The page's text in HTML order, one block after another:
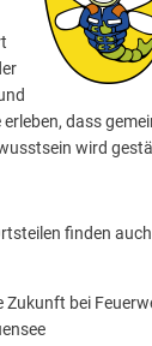
dass
wird
finden
bei